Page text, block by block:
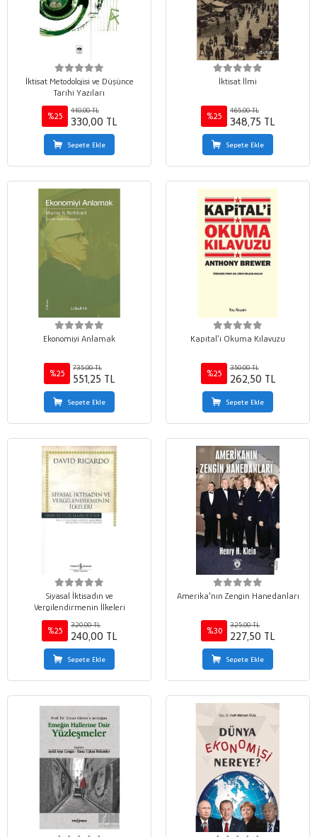
İktisat Metodolojisi ve Düşünce
Tarihi Yazıları
%25
440,00 TL
330,00 TL
Sepete Ekle
İktisat İlmi
%25
465,00 TL
348,75 TL
Sepete Ekle
Ekonomiyi Anlamak
%25
735,00 TL
551,25 TL
Sepete Ekle
Kapital’i Okuma Kılavuzu
%25
350,00 TL
262,50 TL
Sepete Ekle
Siyasal İktisadın ve
Vergilendirmenin İlkeleri
%25
320,00 TL
240,00 TL
Sepete Ekle
Amerika'nın Zengin Hanedanları
%30
325,00 TL
227,50 TL
Sepete Ekle